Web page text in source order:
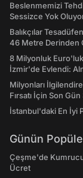
Beslenmemizi
Sessizce Yok
Balıkçılar
46 Metre Derinden
8 Milyonluk
İzmir'de Evlendi:
Milyonları
Fırsatı İçin Son
İstanbul'daki En İyi
Günün
Çeşme'de
Ücret